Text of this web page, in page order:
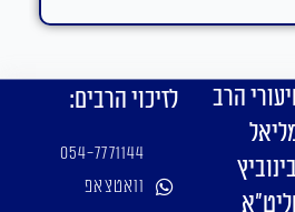
הרב
לזיכוי הרבים:
054-7771144
וואטצאפ